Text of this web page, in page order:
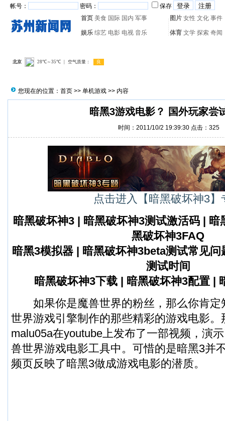
帐号： 密码：
保存
首页 美食 国际 国内 军事 图片 女性 文化 事件
娱乐 综艺 电影 电视 音乐 体育 文学 探索 奇闻
您现在的位置： 首页 >> 单机游戏 >> 内容
暗黑3游戏电影？ 国外玩家尝
时间：2011/10/2 19:39:30 点击： 325
点击进入【暗黑破坏神3】
暗黑破坏神3| 暗黑破坏神3测试激活码| 暗
黑破坏神3FAQ
暗黑3模拟器| 暗黑破坏神3beta测试常见问
测试时间
暗黑破坏神3下载| 暗黑破坏神3配置|
如果你是魔兽世界的粉丝，那么你肯定
世界游戏引擎制作的那些精彩的游戏电影
malu05a在youtube上发布了一部视频，演
兽世界游戏电影工具中。可惜的是暗黑3并
频页反映了暗黑3做成游戏电影的潜质。